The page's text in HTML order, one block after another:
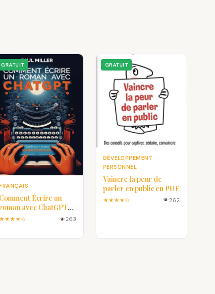
GRATUIT
Comment Écrire un
avec ChatGPT
en PDF
★★★★☆ 263
GRATUIT
DÉVELOPPEMENT
PERSONNEL
Vaincre la peur de
parler en public en PDF
★★★★☆ 262